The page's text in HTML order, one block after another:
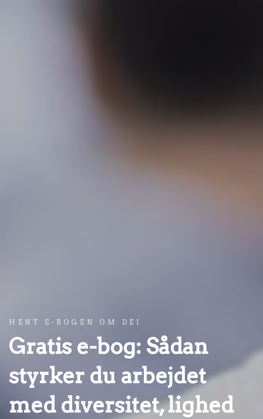
HENT E-BOGEN OM DEI
Gratis e-bog: Sådan
styrker du arbejdet
med diversitet, lighed